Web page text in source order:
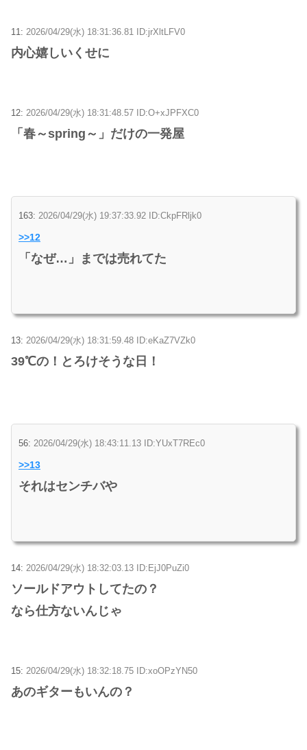
11: 2026/04/29(水) 18:31:36.81 ID:jrXltLFV0
内心嬉しいくせに
12: 2026/04/29(水) 18:31:48.57 ID:O+xJPFXC0
「春～spring～」だけの一発屋
163: 2026/04/29(水) 19:37:33.92 ID:CkpFRljk0
>>12
「なぜ…」までは売れてた
13: 2026/04/29(水) 18:31:59.48 ID:eKaZ7VZk0
39℃の！とろけそうな日！
56: 2026/04/29(水) 18:43:11.13 ID:YUxT7REc0
>>13
それはセンチバや
14: 2026/04/29(水) 18:32:03.13 ID:EjJ0PuZi0
ソールドアウトしてたの？
なら仕方ないんじゃ
15: 2026/04/29(水) 18:32:18.75 ID:xoOPzYN50
あのギターもいんの？